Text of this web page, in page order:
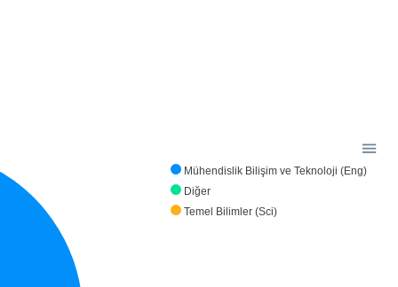
Mühendislik Bilişim ve Teknoloji (Eng)
Diğer
Temel Bilimler (Sci)